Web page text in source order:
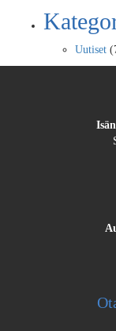
Uutiset